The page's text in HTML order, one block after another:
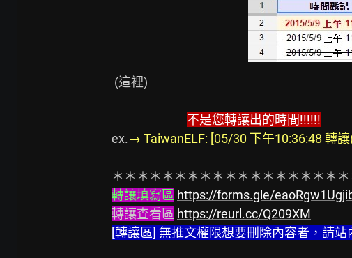
不是您轉讓出的時間!!!!!!
ex.→ TaiwanELF: [05/30 下午10:36:48 轉
轉讓填寫區 https://forms.gle/
轉讓查看區 https://reurl.cc/Q209XM
[轉讓區] 無推文權限想要刪除內容者，請站